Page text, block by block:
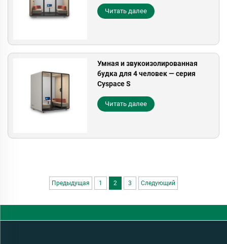
Читать далее
Умная и звукоизолированная
будка для 4 человек — серия
Cyspace S
Читать далее
Предыдущая 1 2 3 Следующий